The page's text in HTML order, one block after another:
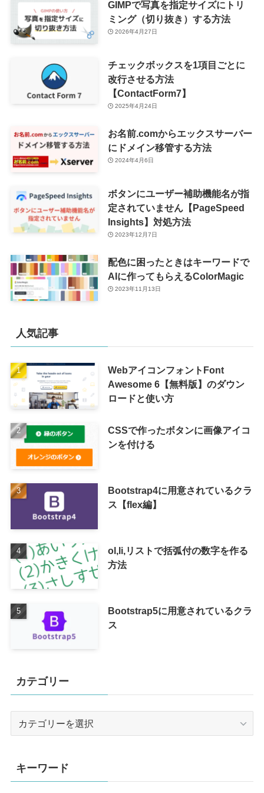
GIMPで写真を指定サイズにトリ
ミング（切り抜き）する方法
2026年4月27日
チェックボックスを1項目ごとに
改行させる方法
【ContactForm7】
2025年4月24日
お名前.comからエックスサーバー
にドメイン移管する方法
2024年4月6日
ボタンにユーザー補助機能名が指
定されていません【PageSpeed
Insights】対処方法
2023年12月7日
配色に困ったときはキーワードで
AIに作ってもらえるColorMagic
2023年11月13日
人気記事
WebアイコンフォントFont
Awesome 6【無料版】のダウン
ロードと使い方
CSSで作ったボタンに画像アイコ
ンを付ける
Bootstrap4に用意されているクラ
ス【flex編】
ol,li,リストで括弧付の数字を作る
方法
Bootstrap5に用意されているクラ
ス
カテゴリー
キーワード